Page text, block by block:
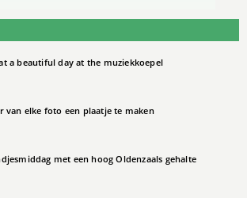
a beautiful day at the muziekkoepel
van elke foto een plaatje te maken
met een hoog Oldenzaals gehalte